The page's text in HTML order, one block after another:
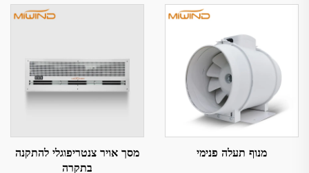
מנוף תעלה פנימי
מסך אויר צנטריפוגלי להתקנה
בתקרה